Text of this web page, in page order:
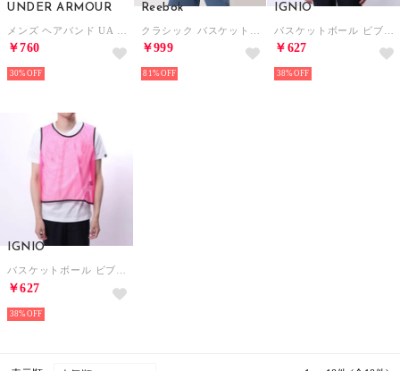
UNDER ARMOUR
￥760
30%
Reebok
￥999
81%
IGNIO
￥627
38%
IGNIO
バスケットボール ビブス IG-8KW3058BB IG-8KW3058BB
￥627
38%